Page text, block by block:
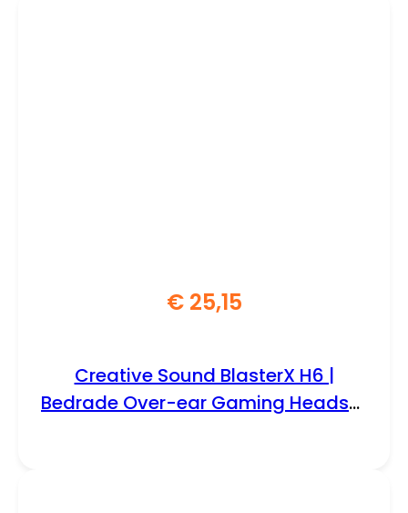
€25,15
Creative Sound BlasterX H6 |
Bedrade Over-ear Gaming Headset